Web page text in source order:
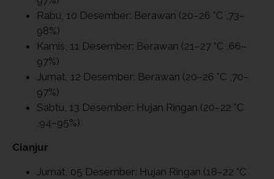
Rabu, 10 Desember: Berawan (20–26 °C ,73–
98%)
Kamis, 11 Desember: Berawan (21–27 °C ,66–
97%)
Jumat, 12 Desember: Berawan (20–26 °C ,70–
97%)
Sabtu, 13 Desember: Hujan Ringan (20–22 °C
,94–95%)
Cianjur
Jumat, 05 Desember: Hujan Ringan (18–22 °C